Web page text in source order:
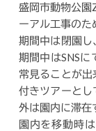
盛岡市動物公園
ーアル工事のた
期間中は閉園
期間中はSNS
常見ることが出
付きツアーと
外は園内に滞在
園内を移動時